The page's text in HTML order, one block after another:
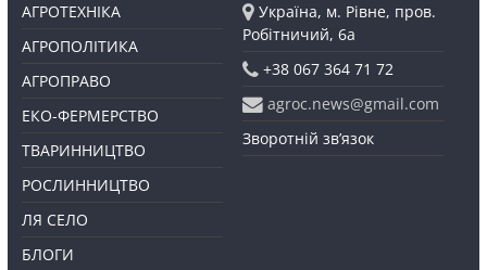
АГРОТЕХНІКА
АГРОПОЛІТИКА
АГРОПРАВО
ЕКО-ФЕРМЕРСТВО
ТВАРИННИЦТВО
РОСЛИННИЦТВО
ЛЯ СЕЛО
БЛОГИ
Україна, м. Рівне, пров.
Робітничий, 6а
+38 067 364 71 72
agroc.news@gmail.com
Зворотній зв’язок